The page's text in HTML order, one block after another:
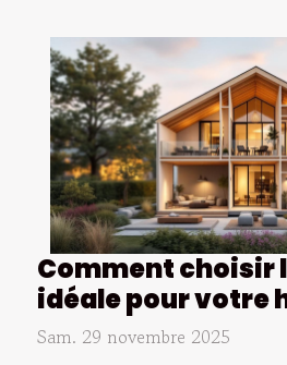
Comment choisir
idéale pour votre
Sam. 29 novembre 2025